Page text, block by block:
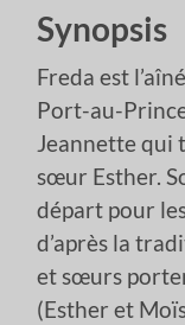
Synopsis
Freda est
Port-au-
Jeannette qui
sœur Esther.
départ pour
d’après la
et sœurs
(Esther et